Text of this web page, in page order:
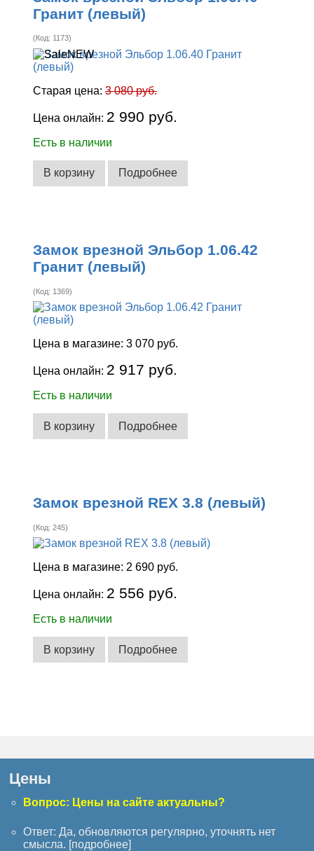
Гранит (левый)
(Код: 1173)
Старая цена:3 080 руб.
Цена онлайн: 2 990 руб.
Есть в наличии
В корзину Подробнее
Замок врезной Эльбор 1.06.42
Гранит (левый)
(Код: 1369)
Цена в магазине:3 070 руб.
Цена онлайн: 2 917 руб.
Есть в наличии
В корзину Подробнее
Замок врезной REX 3.8 (левый)
(Код:245)
Цена в магазине: 2 690 руб.
Цена онлайн: 2 556 руб.
Есть в наличии
В корзину Подробнее
Цены
Вопрос: Цены на сайте актуальны?
Ответ: Да, обновляются регулярно, уточнять нет
смысла. [подробнее]